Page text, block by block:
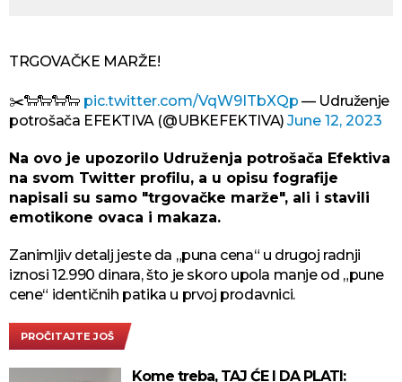
TRGOVAČKE MARŽE!
✂️🐑🐑🐑🐑 pic.twitter.com/VqW9ITbXQp — Udruženje
potrošača EFEKTIVA (@UBKEFEKTIVA)June 12, 2023
Na ovo je upozorilo Udruženja potrošača Efektiva
na svom Twitter profilu, a u opisu fografije
napisali su samo "trgovačke marže", ali i stavili
emotikone ovaca i makaza.
Zanimljiv detalj jeste da „puna cena“ u drugoj radnji
iznosi 12.990 dinara, što je skoro upola manje od „pune
cene“ identičnih patika u prvoj prodavnici.
PROČITAJTE JOŠ
Kome treba, TAJ ĆE I DA PLATI: